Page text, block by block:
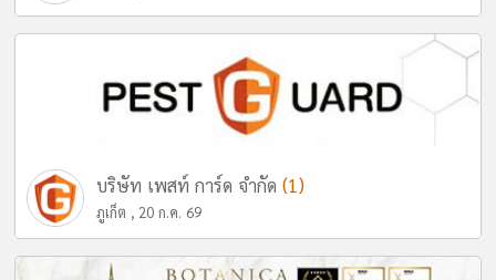
บริษัท เพสท์ การ์ด จำกัด (1)
ภูเก็ต , 20 ก.ค. 69